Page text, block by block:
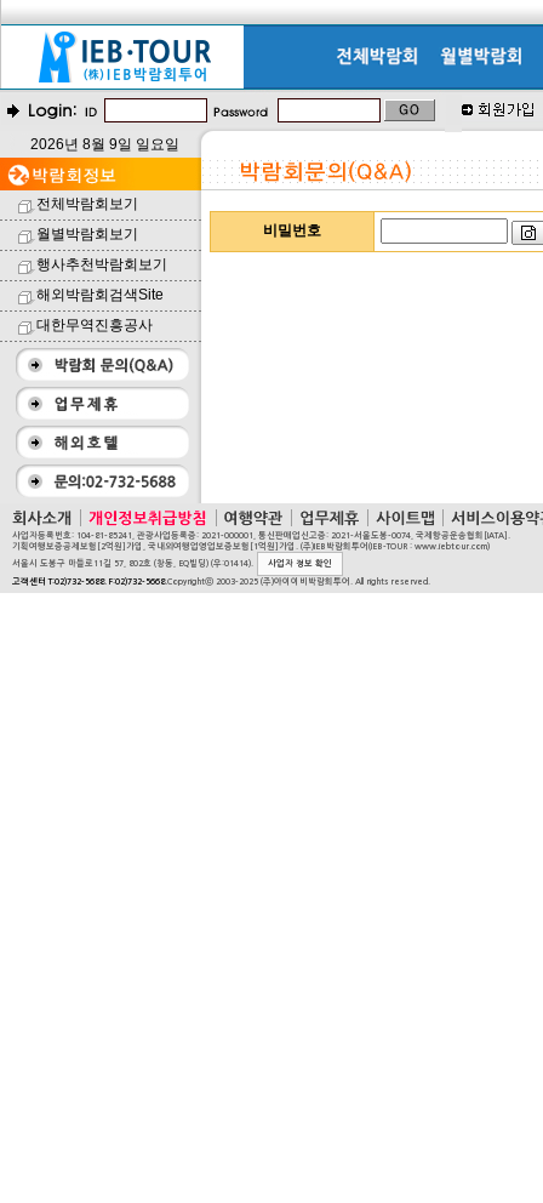
2026년 8월 9일 일요일
전체박람회보기
월별박람회보기
행사추천박람회보기
해외박람회검색Site
대한무역진흥공사
비밀번호
사업자등록번호: 104-81-85241, 관광사업등록증: 2021-000001, 통신판매업신고증: 2021-서울도봉-0074, 국제항공운송협회[IATA].
기획여행보증공제보험[2억원]가입, 국내외여행업영업보증보험[1억원]가입. (주)IEB박람회투어(IEB-TOUR : www.iebtour.com)
서울시 도봉구 마들로11길 57, 802호 (창동, EQ빌딩) (우:01414).
사업자 정보 확인
고객센터 T:02)732-5688. F:02)732-5668.Copyrightⓒ 2003-2025 (주)아이이비박람회투어. All rights reserved.